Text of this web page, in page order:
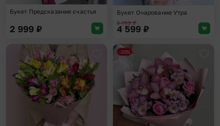
Букет Предсказание счастья
2 999 ₽
Букет Очарование Утра
5 799₽
4 599 ₽
Добавить в избранное
-20%